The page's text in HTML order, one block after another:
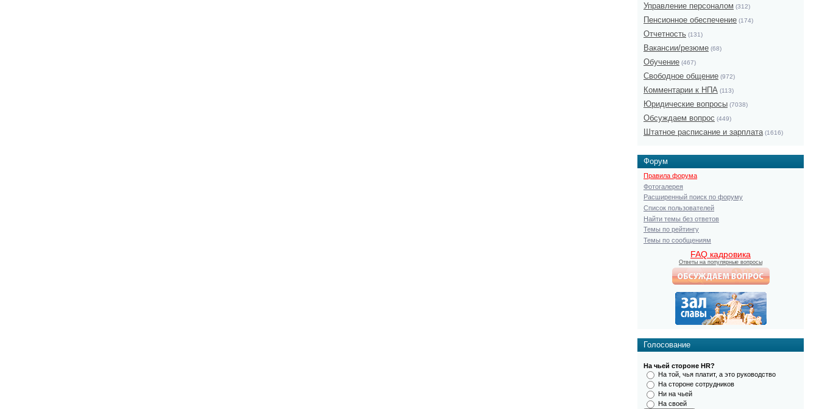
Управление персоналом (312)
Пенсионное обеспечение (174)
Отчетность (131)
Вакансии/резюме (68)
Обучение (467)
Свободное общение (972)
Комментарии к НПА (113)
Юридические вопросы (7038)
Обсуждаем вопрос (449)
Штатное расписание и зарплата(1616)
Форум
Правила форума
Фотогалерея
Расширенный поиск по форуму
Список пользователей
Найти темы без ответов
Темы по рейтингу
Темы по сообщениям
FAQ кадровика
Ответы на популярные вопросы
Голосование
На чьей стороне HR?
На той, чья платит, а это руководство
На стороне сотрудников
Ни на чьей
На своей